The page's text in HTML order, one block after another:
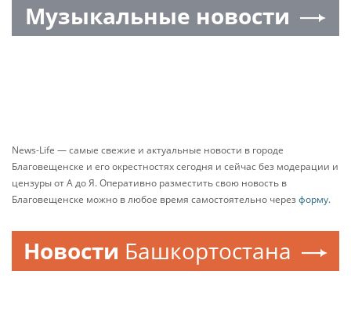
Музыкальные новости
News-Life — самые свежие и актуальные новости в городе
Благовещенске и его окрестностях сегодня и сейчас без модерации и
цензуры от А до Я. Оперативно разместить свою новость в
Благовещенске можно в любое время самостоятельно черезформу.
Новости Башкортостана